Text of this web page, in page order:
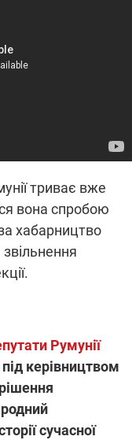
триває вже
вона спробою
хабарництво
Румунії
під керівництвом
сучасної